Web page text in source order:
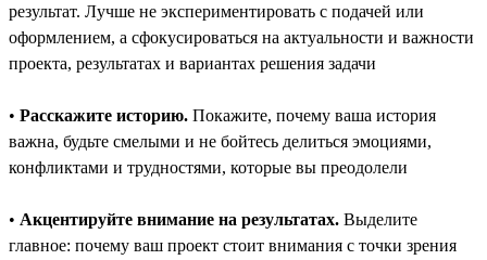
результат. Лучше не экспериментировать с подачей или
оформлением, а сфокусироваться на актуальности и важности
проекта, результатах и вариантах решения задачи
• Расскажите историю. Покажите, почему ваша история
важна, будьте смелыми и не бойтесь делиться эмоциями,
конфликтами и трудностями, которые вы преодолели
• Акцентируйте внимание на результатах. Выделите
главное: почему ваш проект стоит внимания с точки зрения